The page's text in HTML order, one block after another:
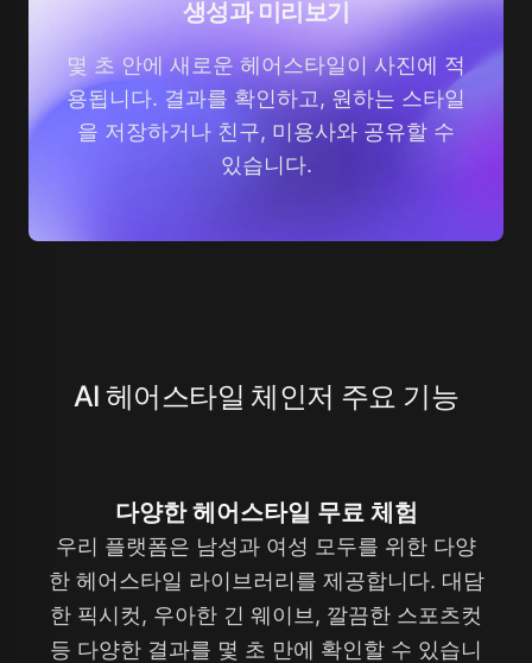
생성과 미리보기
몇 초 안에 새로운 헤어스타일이 사진에 적
용됩니다. 결과를 확인하고, 원하는 스타일
을 저장하거나 친구, 미용사와 공유할 수
있습니다.
AI 헤어스타일 체인저 주요 기능
다양한 헤어스타일 무료 체험
우리 플랫폼은 남성과 여성 모두를 위한 다양
한 헤어스타일 라이브러리를 제공합니다. 대담
한 픽시컷, 우아한 긴 웨이브, 깔끔한 스포츠컷
등 다양한 결과를 몇 초 만에 확인할 수 있습니